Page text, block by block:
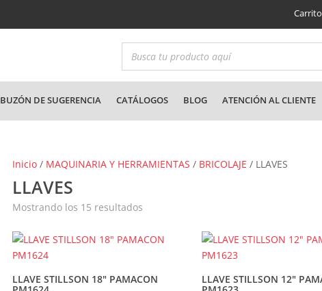
Carrito
BUZÓN DE SUGERENCIA CATÁLOGOS BLOG ATENCIÓN AL CLIENTE
Inicio / MAQUINARIA Y HERRAMIENTAS / BRICOLAJE / LLAVES
LLAVES
Mostrando los 15 resultados
LLAVE STILLSON 18″ PAMACON LLAVE STILLSON 12″